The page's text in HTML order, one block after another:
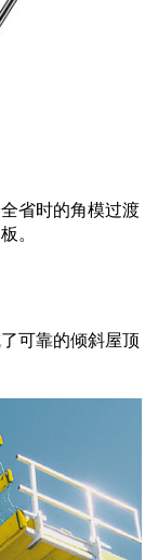
省时的角模过渡
。
可靠的倾斜屋顶